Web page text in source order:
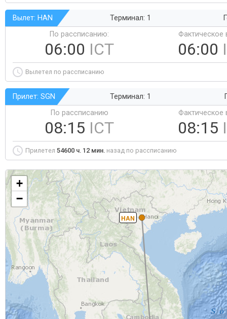
Вылет: HAN Терминал: 1
По рассписанию:
06:00 ICT
Фактическое
06:00
Вылетел по рассписанию
Прилет: SGN Терминал: 1
По рассписанию
08:15 ICT
Фактическое
08:15
Прилетел 54600 ч. 12 мин. назад по рассписанию
HAN
+
−